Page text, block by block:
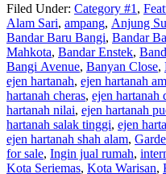
Filed Under: Category #1 ,
Alam Sari, ampang, Anjung
Bandar Baru Bangi, Bandar
Mahkota, Bandar Enstek,
Bangi Avenue, Banyan Close,
ejen hartanah, ejen hartanah
hartanah cheras, ejen hartanah
hartanah nilai, ejen hartanah
hartanah salak tinggi, ejen
ejen hartanah shah alam,
for sale, Ingin jual rumah,
Kota Seriemas, Kota Warisan,